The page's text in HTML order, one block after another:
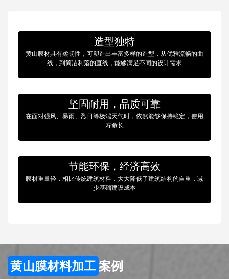
造型独特
黄山膜材具有柔韧性，可塑造出丰富多样的造型，从优雅流畅的曲
线，到简洁利落的直线，能够满足不同的设计需求
坚固耐用，品质可靠
在面对强风、暴雨、烈日等极端天气时，依然能够保持稳定，使用
寿命长
节能环保，经济高效
膜材重量轻，相比传统建筑材料，大大降低了建筑结构的自重，减
少基础建设成本
黄山膜材料加工 案例